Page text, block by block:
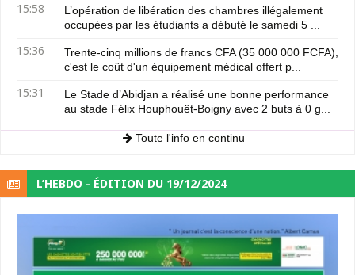
15:58
L’opération de libération des chambres illégalement
occupées par les étudiants a débuté le samedi 5 ...
15:36
Trente-cinq millions de francs CFA (35 000 000 FCFA),
c'est le coût d'un équipement médical offert p...
15:31
Le Stade d’Abidjan a réalisé une bonne performance
au stade Félix Houphouët-Boigny avec 2 buts à 0 g...
Toute l'info en continu
L’HEBDO - ÉDITION DU 19/12/2024